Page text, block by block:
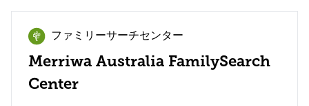
ファミリーサーチセンター
Merriwa Australia FamilySearch
Center